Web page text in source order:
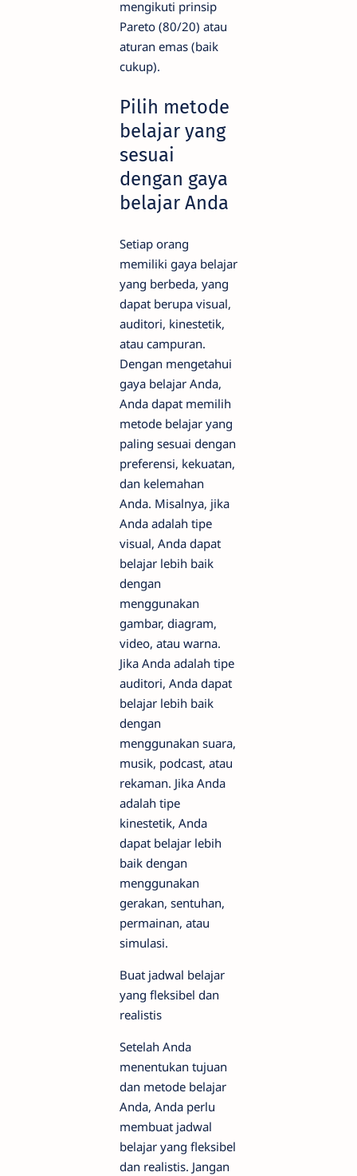
mengikuti prinsip
Pareto (80/20) atau
aturan emas (baik
cukup).
Pilih metode
belajar yang
sesuai
dengan gaya
belajar Anda
Setiap orang
memiliki gaya belajar
yang berbeda, yang
dapat berupa visual,
auditori, kinestetik,
atau campuran.
Dengan mengetahui
gaya belajar Anda,
Anda dapat memilih
metode belajar yang
paling sesuai dengan
preferensi, kekuatan,
dan kelemahan
Anda. Misalnya, jika
Anda adalah tipe
visual, Anda dapat
belajar lebih baik
dengan
menggunakan
gambar, diagram,
video, atau warna.
Jika Anda adalah tipe
auditori, Anda dapat
belajar lebih baik
dengan
menggunakan suara,
musik, podcast, atau
rekaman. Jika Anda
adalah tipe
kinestetik, Anda
dapat belajar lebih
baik dengan
menggunakan
gerakan, sentuhan,
permainan, atau
simulasi.
Buat jadwal belajar
yang fleksibel dan
realistis
Setelah Anda
menentukan tujuan
dan metode belajar
Anda, Anda perlu
membuat jadwal
belajar yang fleksibel
dan realistis. Jangan